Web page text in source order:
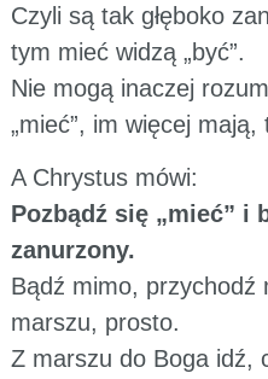
Czyli są tak głęboko
tym mieć widzą „być”.
Nie mogą inaczej
„mieć”, im więcej
A Chrystus mówi:
Pozbądź się „mieć” i
zanurzony.
Bądź mimo, przychodź
marszu, prosto.
Z marszu do Boga idź,